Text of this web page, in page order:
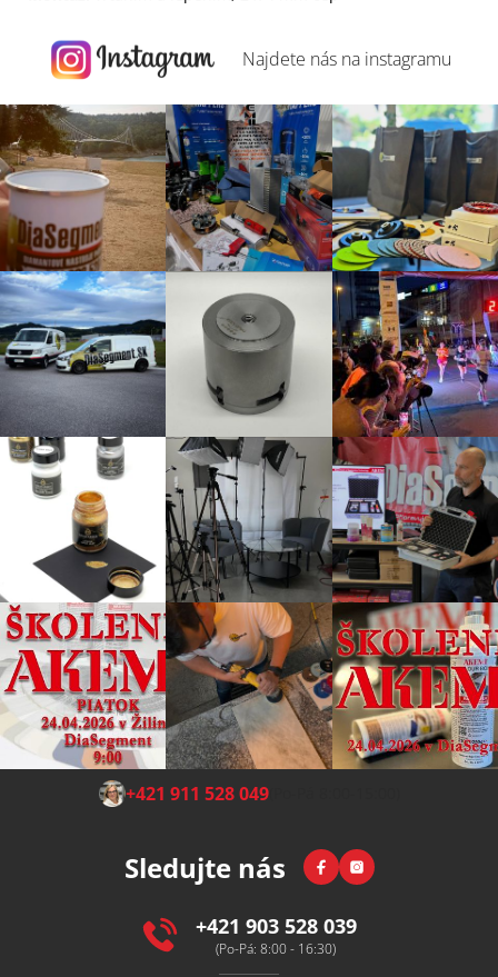
Najdete nás na instagramu
Z +421 911 528 049(Po-Pá 8:00-15:00)
Sledujte nás FacebookInstagram
+421 903 528 039
(Po-Pá: 8:00 - 16:30)